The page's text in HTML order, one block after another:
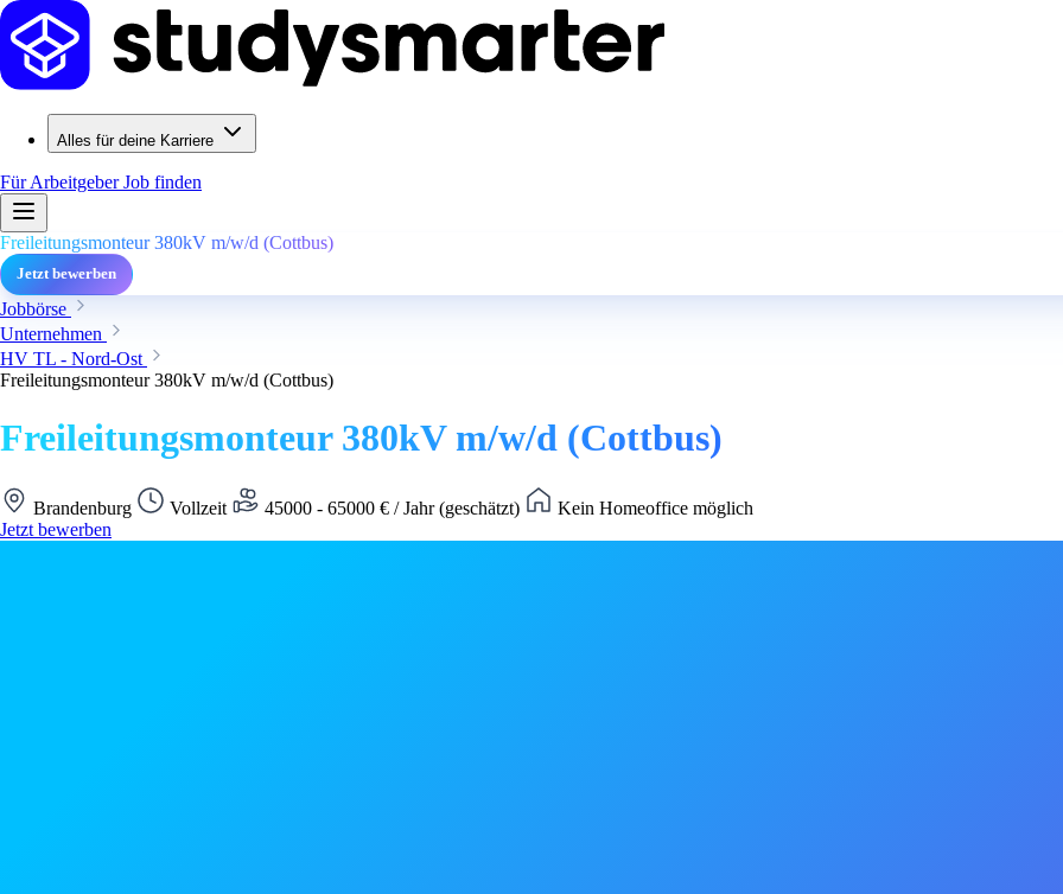
Alles für deine Karriere
Für ArbeitgeberJob finden
Freileitungsmonteur 380kV m/w/d (Cottbus)
Jetzt bewerben
Jobbörse
Unternehmen
HV TL - Nord-Ost
Freileitungsmonteur 380kV m/w/d (Cottbus)
Freileitungsmonteur 380kV m/w/d (Cottbus)
Brandenburg Vollzeit 45000 - 65000 € / Jahr (geschätzt)
Kein Homeoffice möglich
Jetzt bewerben